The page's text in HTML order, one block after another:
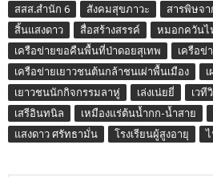
สสส.สำนัก 6
สังคมสุขภาวะ
สารพิษจา
สิ้นแสงดาว
สื่อสร้างสรรค์ หมอกควันไ
เครือข่ายขอคืนพื้นที่ป่าดอยสุเทพ
เครือข่
เครือข่ายเยาวชนต้นกล้าชนเผ่าพื้นเมือง
เยาวชนนักกิจกรรมลาหู่
เล่งเน่ยยี่
เวที
เสรีอินทนิล
เหมืองแร่ต้นน้ำกก-น้ำสาย
แสงดาว ศรัทธามั่น
โรงเรียนผู้สูงอายุ